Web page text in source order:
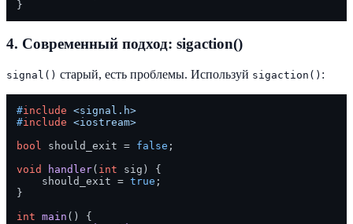
4. Современный подход: sigaction()
signal() старый, есть проблемы. Используй sigaction() :
#include <signal.h>
#include <iostream>
bool
should_exit = false ;
void
handler( int sig)
{
    should_exit =
true ;
}
int main ()
{